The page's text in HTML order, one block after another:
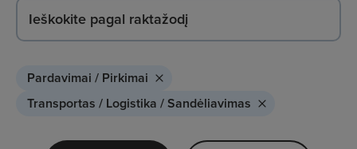
Pardavimai / Pirkimai
Transportas / Logistika / Sandėliavimas